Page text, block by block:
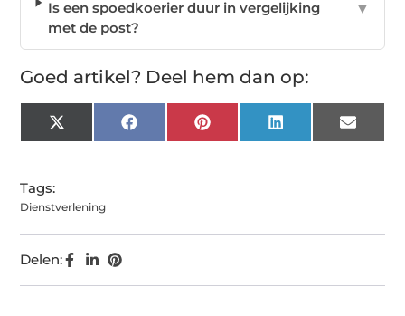
Is een spoedkoerier duur in vergelijking
met de post?
▼
Goed artikel? Deel hem dan op:
X
(Twitter)
FacebookPinterest LinkedIn Email
Tags:
Dienstverlening
Delen: